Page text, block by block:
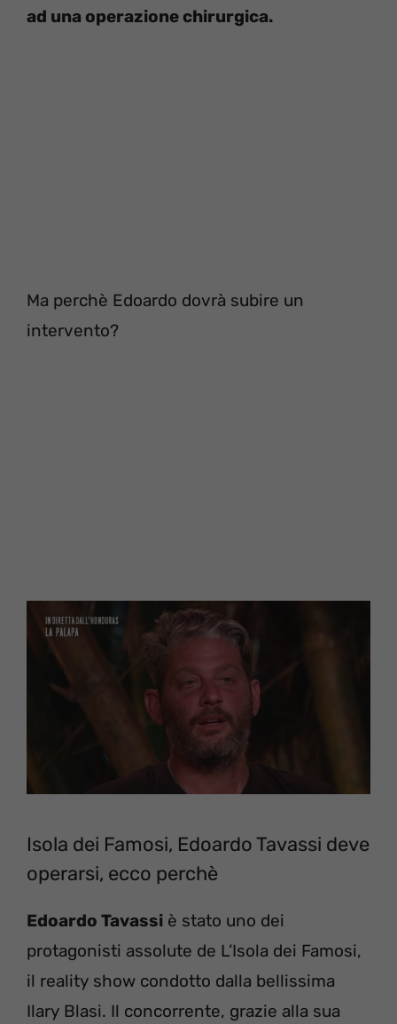
ad una operazione chirurgica.
Ma perchè Edoardo dovrà subire un
intervento?
Isola dei Famosi, Edoardo Tavassi deve
operarsi, ecco perchè
Edoardo Tavassi è stato uno dei
protagonisti assolute de L’Isola dei Famosi,
il reality show condotto dalla bellissima
Ilary Blasi. Il concorrente, grazie alla sua